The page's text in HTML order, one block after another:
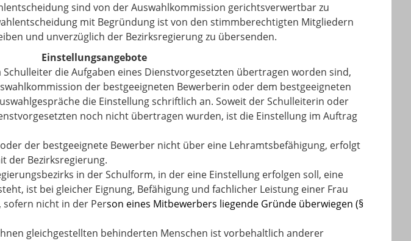
sind von der Auswahlkommission gerichtsverwertbar zu
mit Begründung ist von den stimmberechtigten Mitgliedern
und unverzüglich der Bezirksregierung zu übersenden.
Einstellungsangebote
die Aufgaben eines Dienstvorgesetzten übertragen worden sind,
der bestgeeigneten Bewerberin oder dem bestgeeigneten
die Einstellung schriftlich an. Soweit der Schulleiterin oder
noch nicht übertragen wurden, ist die Einstellung im Auftrag
der bestgeeignete Bewerber nicht über eine Lehramtsbefähigung, erfolgt
der Bezirksregierung.
in der Schulform, in der eine Einstellung erfolgen soll, eine
ist bei gleicher Eignung, Befähigung und fachlicher Leistung einer Frau
sofern nicht in der Person eines Mitbewerbers liegende Gründe überwiegen (§
gleichgestellten behinderten Menschen ist vorbehaltlich anderer